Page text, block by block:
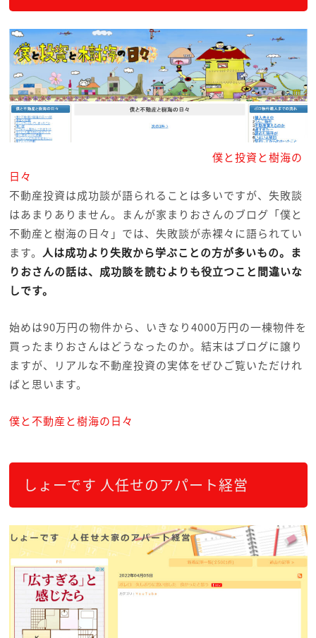
僕と投資と樹海の
日々
不動産投資は成功談が語られることは多いですが、失敗談
はあまりありません。まんが家まりおさんのブログ「僕と
不動産と樹海の日々」では、失敗談が赤裸々に語られてい
ます。 人は成功より失敗から学ぶことの方が多いもの。ま
りおさんの話は、成功談を読むよりも役立つこと間違いな
しです。
始めは90万円の物件から、いきなり4000万円の一棟物件を
買ったまりおさんはどうなったのか。結末はブログに譲り
ますが、リアルな不動産投資の実体をぜひご覧いただけれ
ばと思います。
僕と不動産と樹海の日々
しょーです 人任せのアパート経営